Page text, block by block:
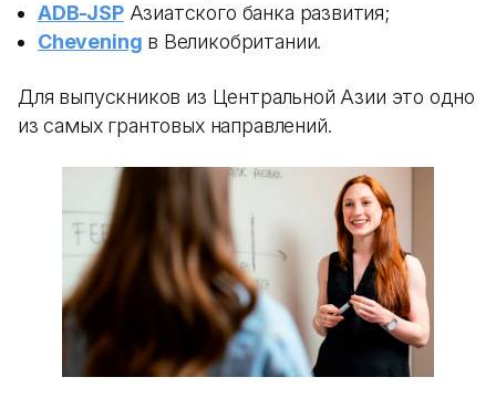
ADB-JSPАзиатского банка развития;
Chevening в Великобритании.
Для выпускников из Центральной Азии это одно
из самых грантовых направлений.